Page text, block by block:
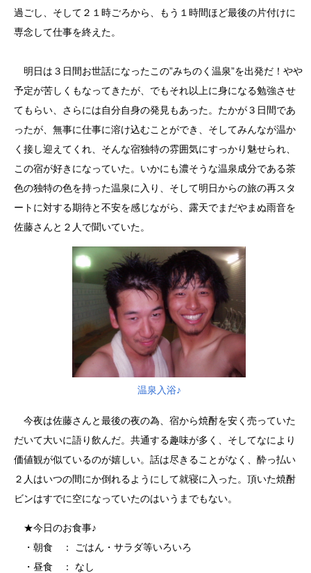
過ごし、そして２１時ごろから、もう１時間ほど最後の片付けに
専念して仕事を終えた。
明日は３日間お世話になったこの”みちのく温泉”を出発だ！やや
予定が苦しくもなってきたが、でもそれ以上に身になる勉強させ
てもらい、さらには自分自身の発見もあった。たかが３日間であ
ったが、無事に仕事に溶け込むことができ、そしてみんなが温か
く接し迎えてくれ、そんな宿独特の雰囲気にすっかり魅せられ、
この宿が好きになっていた。いかにも濃そうな温泉成分である茶
色の独特の色を持った温泉に入り、そして明日からの旅の再スタ
ートに対する期待と不安を感じながら、露天でまだやまぬ雨音を
佐藤さんと２人で聞いていた。
温泉入浴♪
今夜は佐藤さんと最後の夜の為、宿から焼酎を安く売っていた
だいて大いに語り飲んだ。共通する趣味が多く、そしてなにより
価値観が似ているのが嬉しい。話は尽きることがなく、酔っ払い
２人はいつの間にか倒れるようにして就寝に入った。頂いた焼酎
ビンはすでに空になっていたのはいうまでもない。
★今日のお食事♪
・朝食 ： ごはん・サラダ等いろいろ
・昼食 ： なし